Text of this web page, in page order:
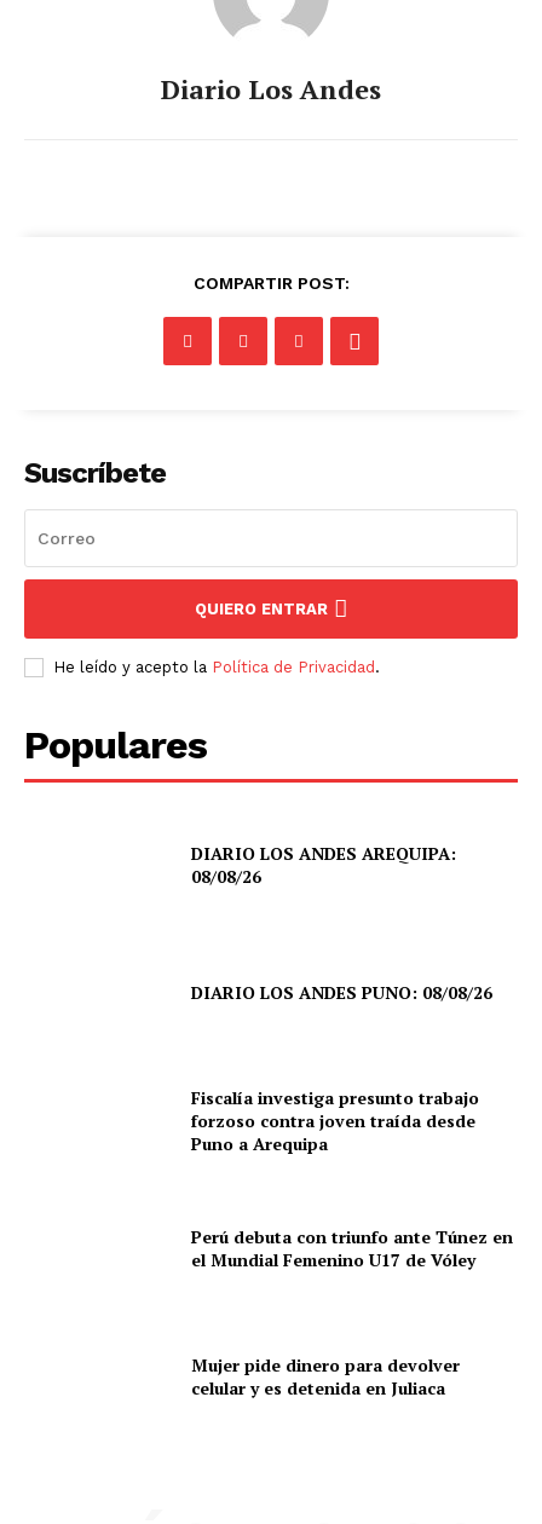
Diario Los Andes
COMPARTIR POST:
Suscríbete
QUIERO ENTRAR
He leído y acepto la Política de Privacidad .
Populares
DIARIO LOS ANDES AREQUIPA:
08/08/26
DIARIO LOS ANDES PUNO: 08/08/26
Fiscalía investiga presunto trabajo
forzoso contra joven traída desde
Puno a Arequipa
Perú debuta con triunfo ante Túnez en
el Mundial Femenino U17 de Vóley
Mujer pide dinero para devolver
celular y es detenida en Juliaca